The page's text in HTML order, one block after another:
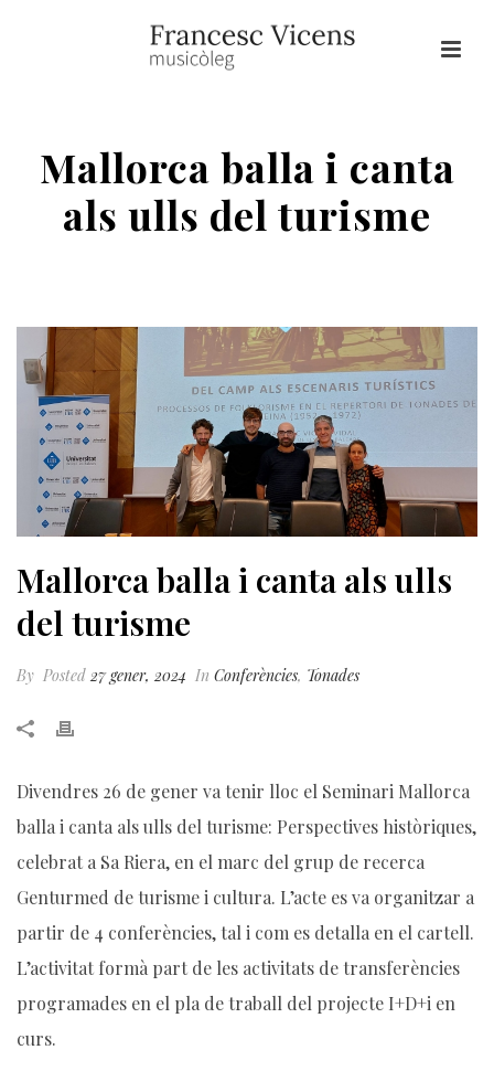
Mallorca balla i canta
als ulls del turisme
Mallorca balla i canta als ulls
del turisme
By Posted 27 gener, 2024 In Conferències, Tonades
Divendres 26 de gener va tenir lloc el Seminari Mallorca
balla i canta als ulls del turisme: Perspectives històriques,
celebrat a Sa Riera, en el marc del grup de recerca
Genturmed de turisme i cultura. L’acte es va organitzar a
partir de 4 conferències, tal i com es detalla en el cartell.
L’activitat formà part de les activitats de transferències
programades en el pla de traball del projecte I+D+i en
curs.